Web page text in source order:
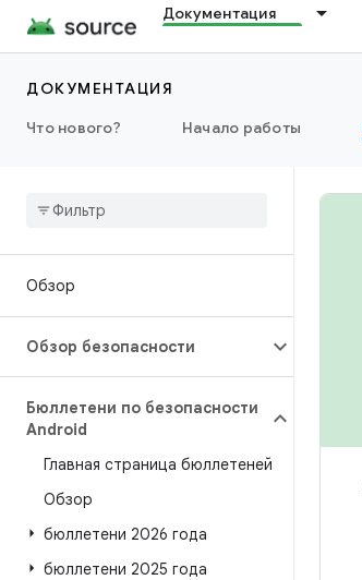
Документация
ДОКУМЕНТАЦИЯ
Что нового?
Начало работы
Обзор
Обзор безопасности
Бюллетени по безопасности
Android
Главная страница бюллетеней
Обзор
бюллетени 2026 года
бюллетени 2025 года